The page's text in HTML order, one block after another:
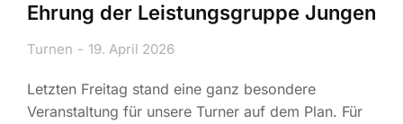
Ehrung der Leistungsgruppe Jungen
Turnen 19. April 2026
Letzten Freitag stand eine ganz besondere
Veranstaltung für unsere Turner auf dem Plan. Für